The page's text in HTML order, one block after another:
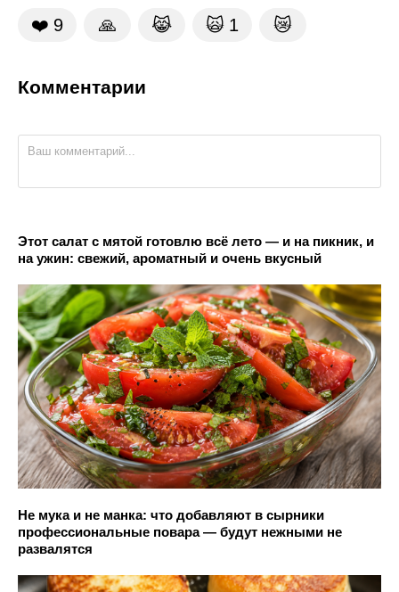
❤️ 9 🙏 😹 🙀 1 😿
Комментарии
Этот салат с мятой готовлю всё лето — и на пикник, и
на ужин: свежий, ароматный и очень вкусный
Не мука и не манка: что добавляют в сырники
профессиональные повара — будут нежными не
развалятся